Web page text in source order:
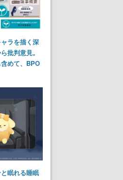
ラを描く深
批判意見。
めて、BPO
眠れる睡眠